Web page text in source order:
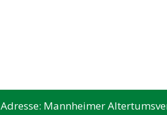
Adresse: Mannheimer